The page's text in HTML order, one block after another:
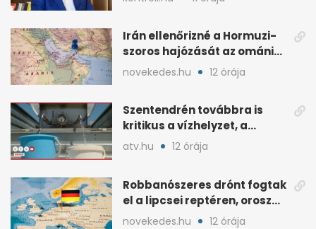
Irán ellenőrizné a Hormuzi-
szoros hajózását az ománi
megállapodás után
novekedes.hu 12 órája
Szentendrén továbbra is
kritikus a vízhelyzet, a
honvédség szállít
atv.hu 12 órája
Robbanószeres drónt fogtak
el a lipcsei reptéren, orosz
szál gyanúja
novekedes.hu 12 órája